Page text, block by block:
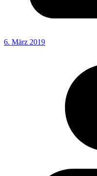
6. März 2019